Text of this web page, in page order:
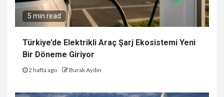
5 min read
Türkiye’de Elektrikli Araç Şarj Ekosistemi Yeni
Bir Döneme Giriyor
2 hafta ago Burak Aydın